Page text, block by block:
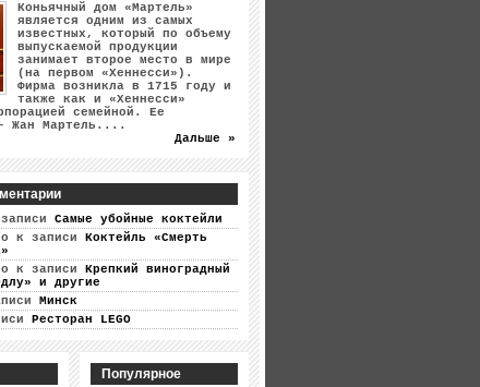
Коньячный дом «Мартель»
является одним из самых
известных, который по объему
выпускаемой продукции
занимает второе место в мире
(на первом «Хеннесси»).
Фирма возникла в 1715 году и
также как и «Хеннесси»
семейной. Ее
Жан Мартель....
Дальше »
Самые убойные коктейли
к записи Коктейль «Смерть
к записи Крепкий виноградный
и другие
Минск
Ресторан LEGO
Популярное